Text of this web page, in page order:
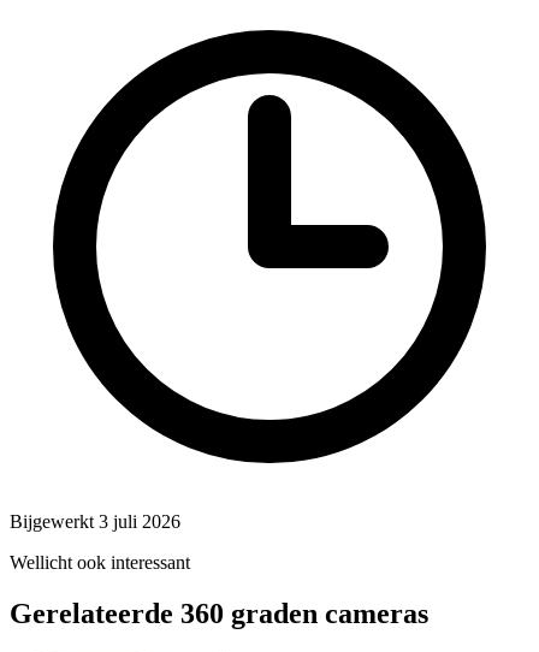
Bijgewerkt 3 juli 2026
Wellicht ook interessant
Gerelateerde 360 graden cameras